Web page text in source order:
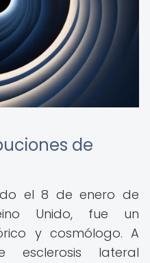
de
el 8 de enero de
Unido, fue un
y cosmólogo. A
lateral